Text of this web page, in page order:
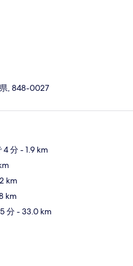
, 848-0027
4 分- 1.9 km
km
km
分- 33.0 km